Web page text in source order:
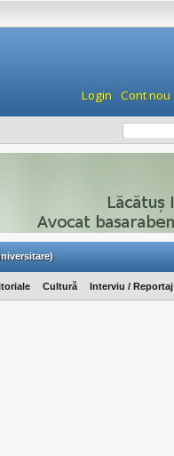
Login Cont nou
Cultură Interviu / Reportaj